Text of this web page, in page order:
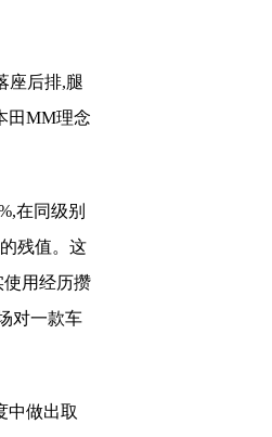
座后排,腿
田MM理念
在同级别
残值。这
使用经历攒
对一款车
中做出取